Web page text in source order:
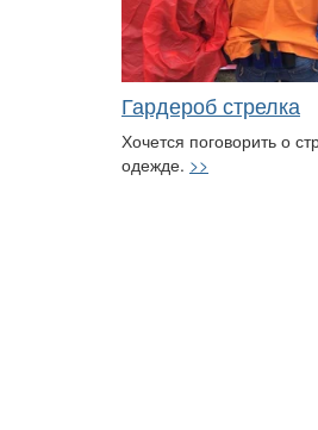
Гардероб стрелка
Хочется поговорить о
одежде. >>